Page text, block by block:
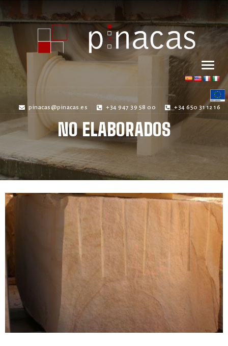
pinacas@pinacas.es +34 947 39 58 00 +34 650 31 12 16
NO ELABORADOS